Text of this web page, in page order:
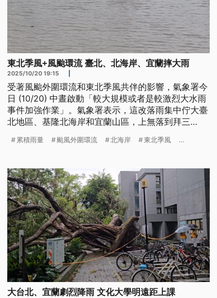
東北季風+風颱環流 臺北、北海岸、宜蘭摔大雨
2025/10/20 19:15
受著風颱外圍環流和東北季風共伴的影響，氣象署今
日 (10/20) 中晝啟動「較大規模或者是較激烈大水雨
事件加強作業」。氣象署表示，這改落雨集中佇大臺
北地區、基隆北海岸和宜蘭山區，上無落到拜三
聞標題、導言為台語文）
累積雨量 颱風外圍環流 北海岸 東北季風 ...
大台北、宜蘭劇烈降雨 文化大學明遠距上課